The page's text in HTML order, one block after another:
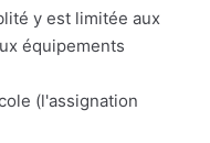
y est limitée aux
équipements
(l'assignation